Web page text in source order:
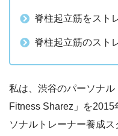
脊柱起立筋をスト
脊柱起立筋のスト
私は、渋谷のパーソナ
Fitness Sharez」を
ソナルトレーナー養成